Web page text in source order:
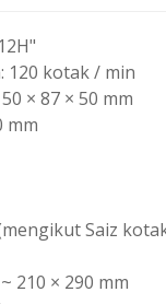
120 kotak / min
× 87 × 50 mm
mm
Saiz
210 × 290 mm